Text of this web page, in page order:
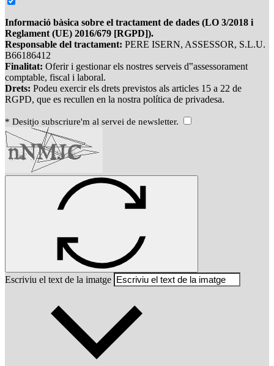
Informació bàsica sobre el tractament de dades (LO 3/2018 i
Reglament (UE) 2016/679 [RGPD]).
Responsable del tractament: PERE ISERN, ASSESSOR, S.L.U.
B66186412
Finalitat: Oferir i gestionar els nostres serveis d‟assessorament
comptable, fiscal i laboral.
Drets: Podeu exercir els drets previstos als articles 15 a 22 de
RGPD, que es recullen en la nostra política de privadesa.
* Desitjo subscriure'm al servei de newsletter.
Escriviu el text de la imatge